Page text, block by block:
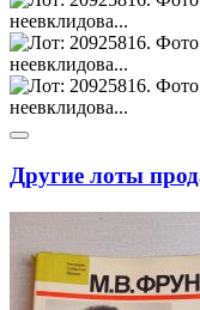
Другие лоты